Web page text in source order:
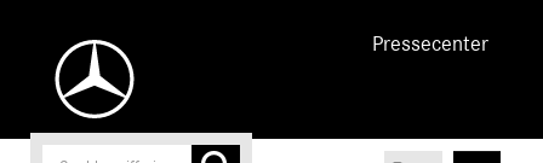
Pressecenter